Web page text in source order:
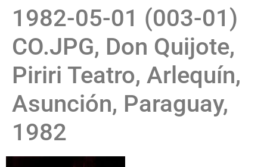
1982-05-01 (003-01)
CO.JPG, Don Quijote,
Piriri Teatro, Arlequín,
Asunción, Paraguay,
1982